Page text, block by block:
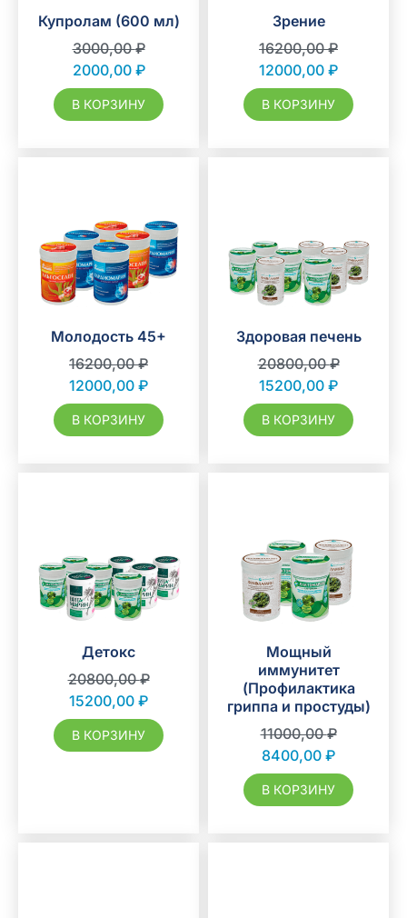
Купролам (600 мл)
3000,00₽
2000,00 ₽
В КОРЗИНУ
Зрение
16200,00₽
12000,00 ₽
В КОРЗИНУ
Молодость 45+
16200,00₽
12000,00 ₽
В КОРЗИНУ
Здоровая печень
20800,00₽
15200,00 ₽
В КОРЗИНУ
Детокс
20800,00₽
15200,00 ₽
В КОРЗИНУ
Мощный
иммунитет
(Профилактика
гриппа и простуды)
11000,00₽
8400,00 ₽
В КОРЗИНУ